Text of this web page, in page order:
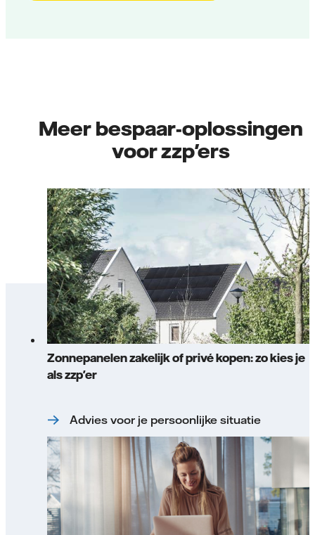
Meer bespaar-oplossingen
voor zzp'ers
Zonnepanelen zakelijk of privé kopen: zo kies je
als zzp'er
Advies voor je persoonlijke situatie